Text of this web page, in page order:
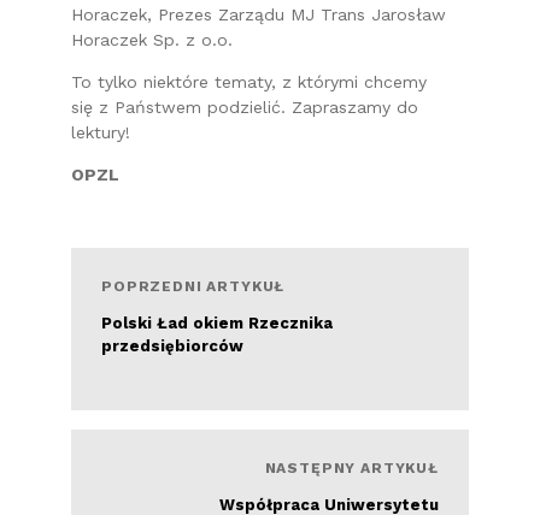
Horaczek, Prezes Zarządu MJ Trans Jarosław
Horaczek Sp. z o.o.
To tylko niektóre tematy, z którymi chcemy
się z Państwem podzielić. Zapraszamy do
lektury!
OPZL
POPRZEDNI ARTYKUŁ
Polski Ład okiem Rzecznika
przedsiębiorców
NASTĘPNY ARTYKUŁ
Współpraca Uniwersytetu